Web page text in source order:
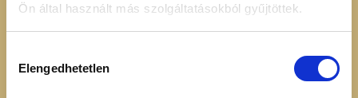
Ön által használt más szolgáltatásokból gyűjtöttek.
kiválasztása
Elengedhetetlen
info@heavenuts.hu
INFORMÁCIÓK
Cookie tájékoztató
Általános szerződési